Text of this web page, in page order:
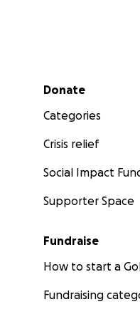
Secondary menu
Donate
Categories
Crisis relief
Social Impact
Supporter Space
Fundraise
How to start a
Fundraising